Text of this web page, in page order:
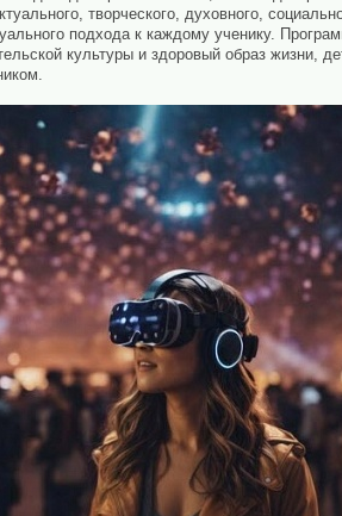
творческого, духовного,
подхода к каждому ученику.
культуры и здоровый образ жизни,